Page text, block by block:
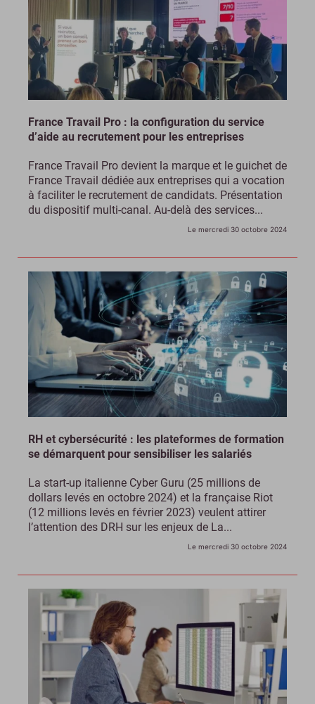
France Travail Pro : la configuration du service
d’aide au recrutement pour les entreprises
France Travail Pro devient la marque et le guichet de
France Travail dédiée aux entreprises qui a vocation
à faciliter le recrutement de candidats. Présentation
du dispositif multi-canal. Au-delà des services...
Le mercredi 30 octobre 2024
RH et cybersécurité : les plateformes de formation
se démarquent pour sensibiliser les salariés
La start-up italienne Cyber Guru (25 millions de
dollars levés en octobre 2024) et la française Riot
(12 millions levés en février 2023) veulent attirer
l’attention des DRH sur les enjeux de La...
Le mercredi 30 octobre 2024